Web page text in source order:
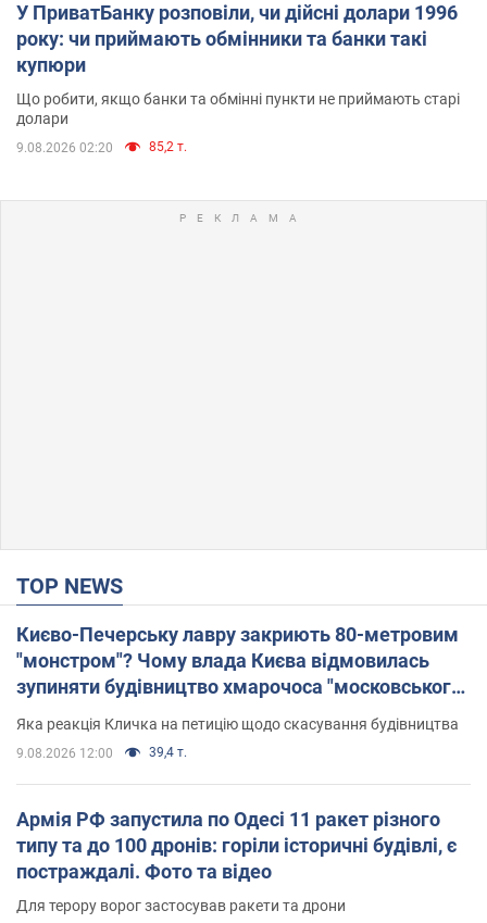
У ПриватБанку розповіли, чи дійсні долари 1996
року: чи приймають обмінники та банки такі
купюри
Що робити, якщо банки та обмінні пункти не приймають старі
долари
9.08.2026 02:20 85,2 т.
TOP NEWS
Києво-Печерську лавру закриють 80-метровим
"монстром"? Чому влада Києва відмовилась
зупиняти будівництво хмарочоса "московського
вірянина"
Яка реакція Кличка на петицію щодо скасування будівництва
9.08.2026 12:00 39,4 т.
Армія РФ запустила по Одесі 11 ракет різного
типу та до 100 дронів: горіли історичні будівлі, є
постраждалі. Фото та відео
Для терору ворог застосував ракети та дрони